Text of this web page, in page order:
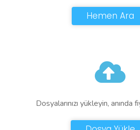
Hemen Ara
Dosyalarınızı yükleyin, anında